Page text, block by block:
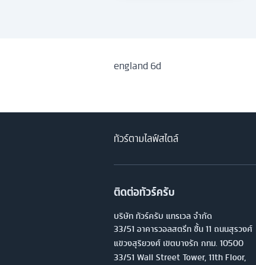
england 6d
ทัวร์ตามไลฟ์สไตล์
ติดต่อทัวร์ครับ
บริษัท ทัวร์ครับ แทรเวล จำกัด
33/51 อาคารวอลสตรีท ชั้น 11 ถนนสุรวงศ์
แขวงสุริยวงศ์ เขตบางรัก กทม. 10500
33/51 Wall Street Tower, 11th Floor,